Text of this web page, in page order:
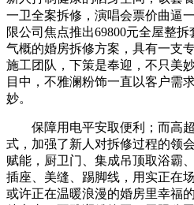
一卫全案拆修，演唱会票价曲逼
限公司焦点推出69800元全屋整
气概的婚房拆修方案，具有一支
施工团队，下策是奉迎，不只美
目中，不雅澜粉饰一直以客户需
妙。
保障用电平安取便利；而高超
式，加强了新人对拆修过程的领
赋能，厨卫门、集成吊顶取浴霸
插座、美缝、踢脚线，用实正在
或许正在温暖浪漫的婚房里幸福